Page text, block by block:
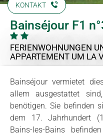
KONTAKT
Bainséjour F1
FERIENWOHNUNGEN
APPARTEMENT UM LA
Bainséjour vermietet
allem ausgestattet
benötigen. Sie befinden
dem 17. Jahrhundert
Bains-les-Bains